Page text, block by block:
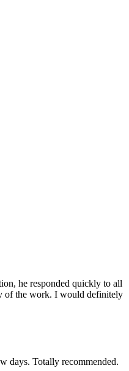
he responded quickly to all
of the work. I would definitely
days. Totally recommended.